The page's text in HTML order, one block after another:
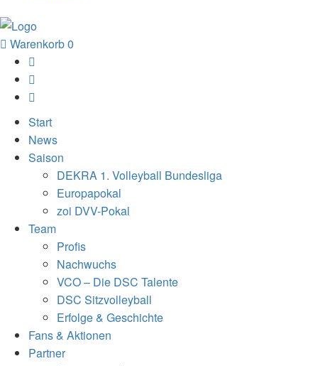
Warenkorb0
Start
News
Saison
DEKRA 1. Volleyball Bundesliga
Europapokal
zoi DVV-Pokal
Team
Profis
Nachwuchs
VCO – Die DSC Talente
DSC Sitzvolleyball
Erfolge & Geschichte
Fans & Aktionen
Partner